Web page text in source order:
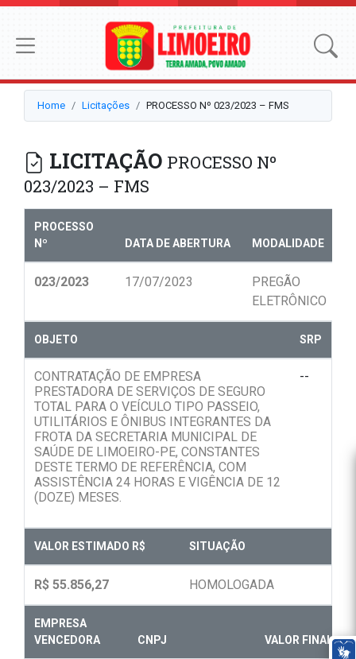
Home Licitações PROCESSO Nº 023/2023 – FMS
LICITAÇÃO PROCESSO Nº
023/2023 – FMS
PROCESSO
Nº
DATA DE ABERTURA MODALIDADE
023/2023 17/07/2023
PREGÃO
ELETRÔNICO
OBJETO SRP
CONTRATAÇÃO DE EMPRESA
PRESTADORA DE SERVIÇOS DE SEGURO
TOTAL PARA O VEÍCULO TIPO PASSEIO,
UTILITÁRIOS E ÔNIBUS INTEGRANTES DA
FROTA DA SECRETARIA MUNICIPAL DE
SAÚDE DE LIMOEIRO-PE, CONSTANTES
DESTE TERMO DE REFERÊNCIA, COM
ASSISTÊNCIA 24 HORAS E VIGÊNCIA DE 12
(DOZE) MESES.
--
VALOR ESTIMADO R$ SITUAÇÃO
R$ 55.856,27 HOMOLOGADA
EMPRESA
VENCEDORA
CNPJ VALOR FINAL R$